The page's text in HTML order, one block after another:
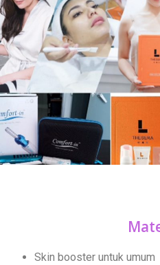
Skin booster untuk umum